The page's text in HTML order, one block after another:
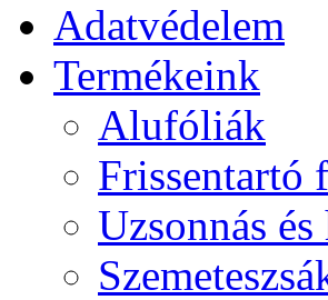
Adatvédelem
Termékeink
Alufóliák
Frissentartó
Uzsonnás